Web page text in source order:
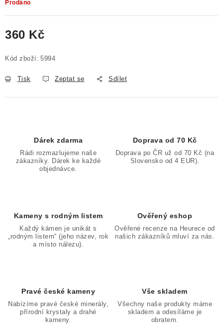
Prodáno
360 Kč
Kód zboží: 5994
Tisk Zeptat se Sdílet
Dárek zdarma
Rádi rozmazlujeme naše
zákazníky. Dárek ke každé
objednávce.
Doprava od 70 Kč
Doprava po ČR už od 70 Kč (na
Slovensko od 4 EUR).
Kameny s rodným listem
Každý kámen je unikát s
„rodným listem“ (jeho název, rok
a místo nálezu).
Ověřený eshop
Ověřené recenze na Heurece od
našich zákazníků mluví za nás.
Pravé české kameny
Nabízíme pravé české minerály,
přírodní krystaly a drahé
kameny.
Vše skladem
Všechny naše produkty máme
skladem a odesíláme je
obratem.